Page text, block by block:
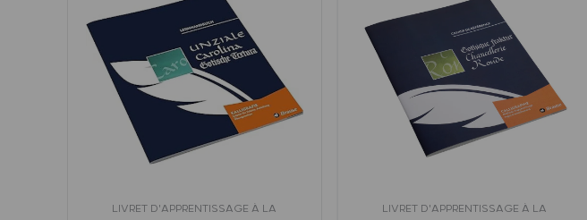
LIVRET D'APPRENTISSAGE À LA
LIVRET D'APPRENTISSAGE À LA